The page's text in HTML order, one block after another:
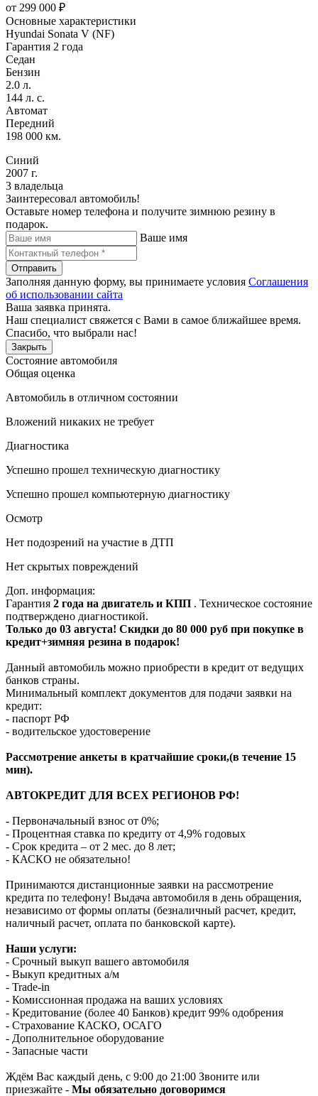
от 299 000 ₽
Основные характеристики
Hyundai Sonata V (NF)
Гарантия 2 года
Седан
Бензин
2.0 л.
144 л. с.
Автомат
Передний
198 000 км.
Синий
2007 г.
3 владельца
Заинтересовал автомобиль!
Оставьте номер телефона и получите зимнюю резину в
подарок.
Ваше имя
Отправить
Заполняя данную форму, вы принимаете условия Соглашения
об использовании сайта
Ваша заявка принята.
Наш специалист свяжется с Вами в самое ближайшее время.
Спасибо, что выбрали нас!
Закрыть
Состояние автомобиля
Общая оценка
Автомобиль в отличном состоянии
Вложений никаких не требует
Диагностика
Успешно прошел техническую диагностику
Успешно прошел компьютерную диагностику
Осмотр
Нет подозрений на участие в ДТП
Нет скрытых повреждений
Доп. информация:
Гарантия 2 года на двигатель и КПП . Техническое состояние
подтверждено диагностикой.
Только до 03 августа! Скидки до 80 000 руб при покупке в
кредит+зимняя резина в подарок!
Данный автомобиль можно приобрести в кредит от ведущих
банков страны.
Минимальный комплект документов для подачи заявки на
кредит:
- паспорт РФ
- водительское удостоверение
Рассмотрение анкеты в кратчайшие сроки,(в течение 15
мин).
АВТОКРЕДИТ ДЛЯ ВСЕХ РЕГИОНОВ РФ!
- Первоначальный взнос от 0%;
- Процентная ставка по кредиту от 4,9% годовых
- Срок кредита – от 2 мес. до 8 лет;
- КАСКО не обязательно!
Принимаются дистанционные заявки на рассмотрение
кредита по телефону! Выдача автомобиля в день обращения,
независимо от формы оплаты (безналичный расчет, кредит,
наличный расчет, оплата по банковской карте).
Наши услуги:
- Срочный выкуп вашего автомобиля
- Выкуп кредитных а/м
- Trade-in
- Комиссионная продажа на ваших условиях
- Кредитование (более 40 Банков) кредит 99% одобрения
- Страхование КАСКО, ОСАГО
- Дополнительное оборудование
- Запасные части
Ждём Вас каждый день, с 9:00 до 21:00 Звоните или
приезжайте - Мы обязательно договоримся